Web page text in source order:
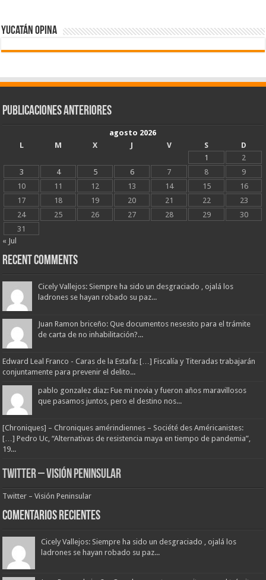
Yucatán Opina
Publicaciones Anteriores
agosto 2026
L
M X J V S
D
1
2
3
4 5 6 7 8
9
10
11 12 13 14 15
16
17
18 19 20 21 22
23
24
25 26 27 28 29
30
31
« Jul
Recent Comments
Cicely Vallejos: Siempre ha sido un desgraciado , ojalá los
ladrones se hayan robado su paz...
Juan Ramon briceño: Que documentos nesesito para el trámite
de carta de no inhabilitación?...
Edward Leal Franco - Caras de la Estafa: […] Fiscalía y Titeradas trabajarán
conjuntamente para prevenir el delito...
pablo gonzalez diaz: Fue mi novia y fueron años maravillosos
que pasamos juntos, pero el destino nos...
[Chroniques] – Chroniques amérindiennes – Société des Américanistes:
[…] Pedro Uc, “Alternativas de resistencia maya en tiempo de pandemia”,
19...
Twitter – Visión Peninsular
Twitter – Visión Peninsular
Comentarios Recientes
Cicely Vallejos: Siempre ha sido un desgraciado , ojalá los
ladrones se hayan robado su paz...